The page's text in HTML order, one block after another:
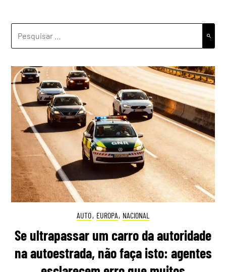
AUTO, EUROPA, NACIONAL
Se ultrapassar um carro da autoridade
na autoestrada, não faça isto: agentes